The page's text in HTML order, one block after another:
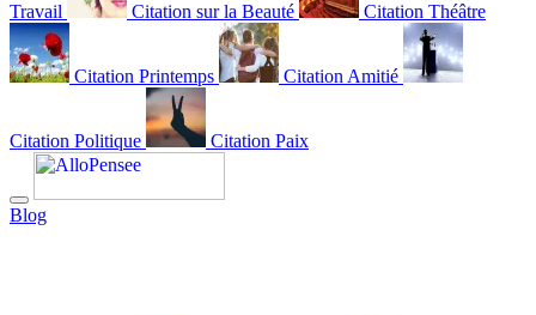
Travail Citation sur la Beauté Citation Théâtre
Citation Printemps Citation Amitié
Citation Politique Citation Paix
Blog